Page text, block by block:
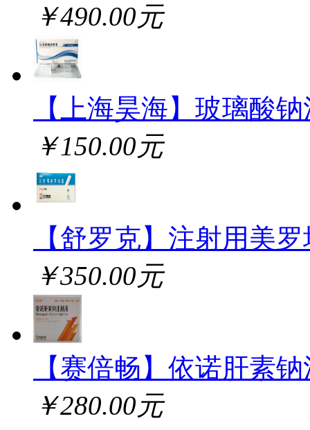
￥490.00元
【上海昊海】玻璃酸
￥150.00元
【舒罗克】注射用美
￥350.00元
【赛倍畅】依诺肝素
￥280.00元